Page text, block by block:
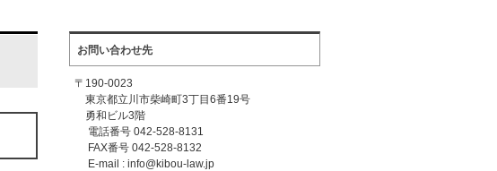
お問い合わせ先
〒190-0023
東京都立川市柴崎町3丁目6番19号
勇和ビル3階
電話番号 042-528-8131
FAX番号 042-528-8132
E-mail : info@kibou-law.jp